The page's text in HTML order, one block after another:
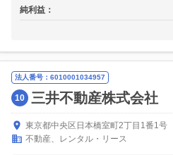
純利益：
法人番号：6010001034957
10 三井不動産株式会社
東京都中央区日本橋室町2丁目1番1号
不動産、レンタル・リース